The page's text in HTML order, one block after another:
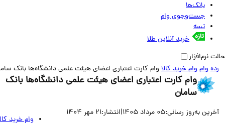
بانک‌ها
جست‌وجوی وام
تسه
خرید آنلاین طلا
وام وام خرید کالاوام کارت اعتباری اعضای هیئت علمی دانشگاه‌ها بانک سامان
وام کارت اعتباری اعضای هیئت علمی دانشگاه‌ها بانک
سامان
به‌روز رسانی:05 مرداد 1405 |انتشار:21 مهر 1404
وام خرید کالا